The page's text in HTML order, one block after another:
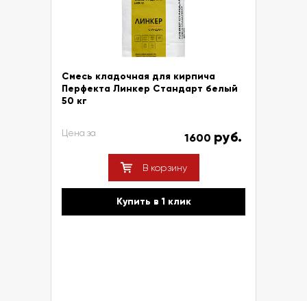
Смесь кладочная для кирпича
Перфекта Линкер Стандарт белый
50 кг
Цена за 1600 руб.
В корзину
Купить в 1 клик